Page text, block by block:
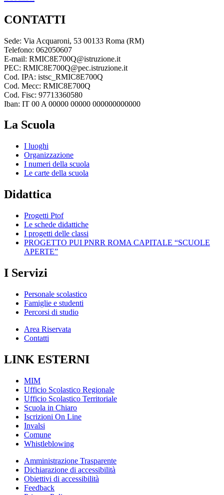
CONTATTI
Sede: Via Acquaroni, 53 00133 Roma (RM)
Telefono: 062050607
E-mail: RMIC8E700Q@istruzione.it
PEC: RMIC8E700Q@pec.istruzione.it
Cod. IPA: istsc_RMIC8E700Q
Cod. Mecc: RMIC8E700Q
Cod. Fisc: 97713360580
Iban: IT 00 A 00000 00000 000000000000
La Scuola
I luoghi
Organizzazione
I numeri della scuola
Le carte della scuola
Didattica
Progetti Ptof
Le schede didattiche
I progetti delle classi
PROGETTO PUI PNRR ROMA CAPITALE “SCUOLE
APERTE”
I Servizi
Personale scolastico
Famiglie e studenti
Percorsi di studio
Area Riservata
Contatti
LINK ESTERNI
MIM
Ufficio Scolastico Regionale
Ufficio Scolastico Territoriale
Scuola in Chiaro
Iscrizioni On Line
Invalsi
Comune
Whistleblowing
Amministrazione Trasparente
Dichiarazione di accessibilità
Obiettivi di accessibilità
Feedback